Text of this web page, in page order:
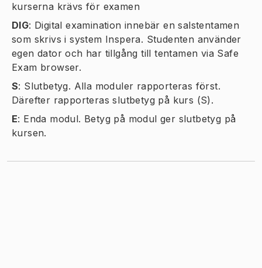
kurserna krävs för examen
DIG: Digital examination innebär en salstentamen
som skrivs i system Inspera. Studenten använder
egen dator och har tillgång till tentamen via Safe
Exam browser.
S: Slutbetyg. Alla moduler rapporteras först.
Därefter rapporteras slutbetyg på kurs (S).
E: Enda modul. Betyg på modul ger slutbetyg på
kursen.